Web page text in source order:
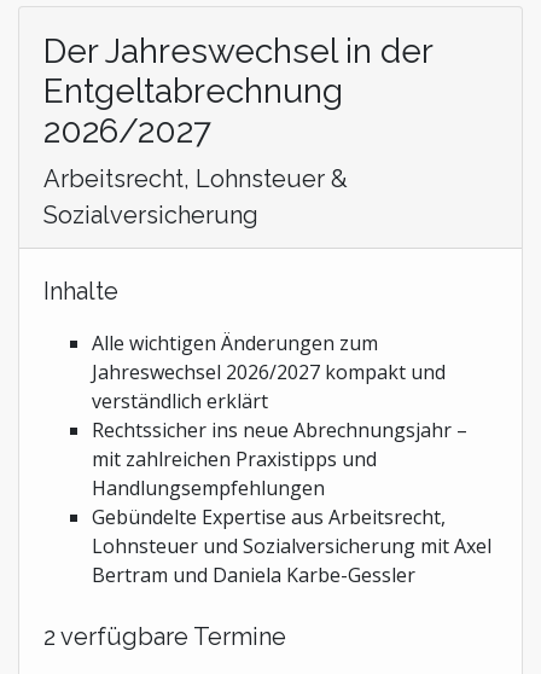
Der Jahreswechsel in der
Entgeltabrechnung
2026/2027
Arbeitsrecht, Lohnsteuer &
Sozialversicherung
Inhalte
Alle wichtigen Änderungen zum
Jahreswechsel 2026/2027 kompakt und
verständlich erklärt
Rechtssicher ins neue Abrechnungsjahr –
mit zahlreichen Praxistipps und
Handlungsempfehlungen
Gebündelte Expertise aus Arbeitsrecht,
Lohnsteuer und Sozialversicherung mit Axel
Bertram und Daniela Karbe-Gessler
2 verfügbare Termine